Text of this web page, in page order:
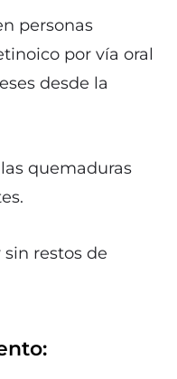
personas
por vía oral
desde la
quemaduras
restos de